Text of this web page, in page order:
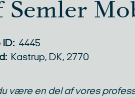
Semler
4445
Kastrup, DK, 2770
være en del af vores